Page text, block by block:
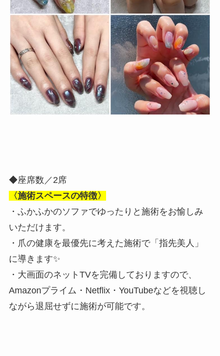
◆座席数／2席
〈施術スペースの特徴〉
・ふかふかのソファでゆったりと施術をお愉しみ
いただけます。
・爪の健康を最優先に考えた施術で「指先美人」
に導きます✨
・大画面のネットTVを完備しておりますので、
Amazonプライム・Netflix・YouTubeなどを視聴し
ながら退屈せずに施術が可能です。